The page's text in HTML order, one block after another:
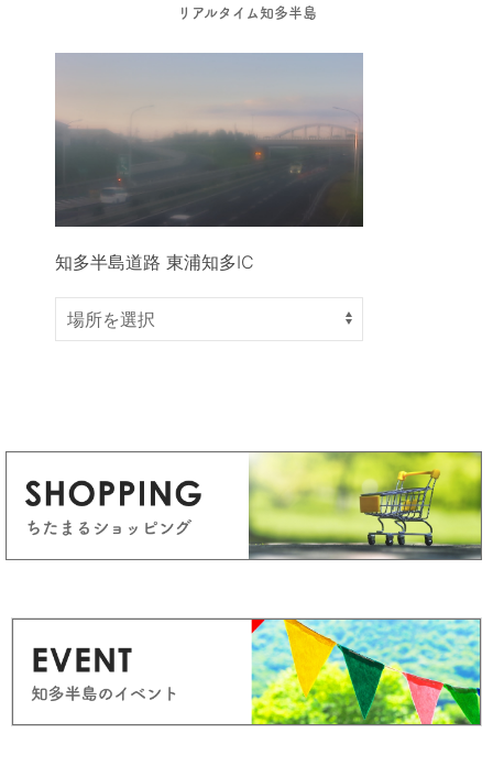
リアルタイム知多半島
知多半島道路 東浦知多IC